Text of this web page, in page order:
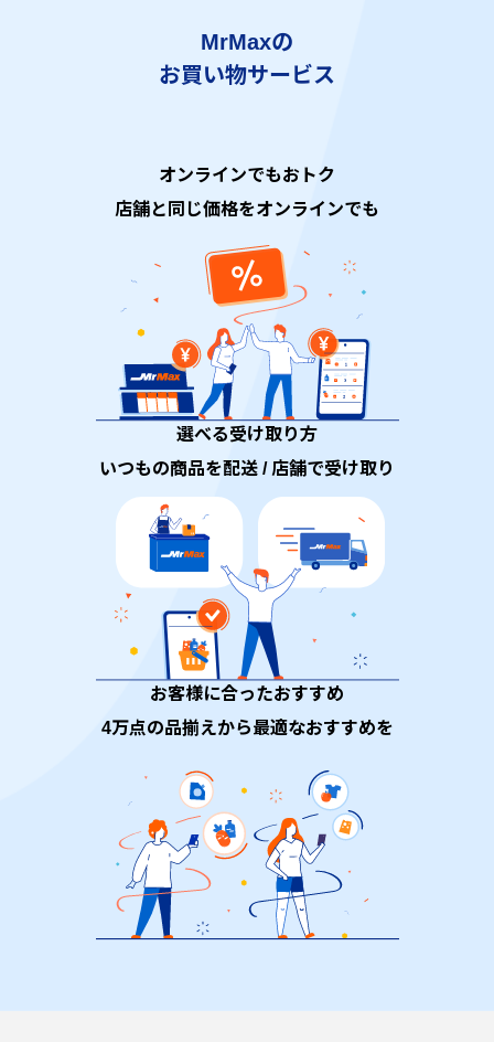
MrMaxの
お買い物サービス
オンラインでもおトク
店舗と同じ価格をオンラインでも
選べる受け取り方
いつもの商品を配送 / 店舗で受け取り
お客様に合ったおすすめ
4万点の品揃えから最適なおすすめを